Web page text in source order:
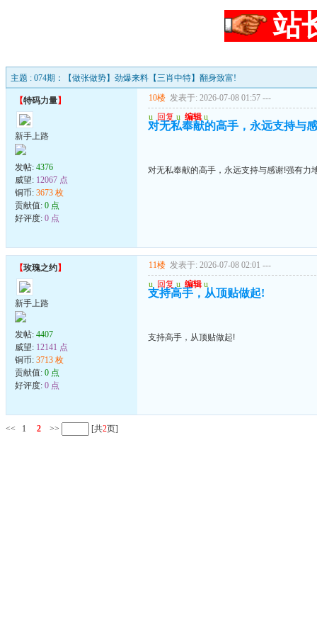
站
主题 : 074期：【做张做势】劲爆来料【三肖中特】翻身致富!
【特码力量】
新手上路
发帖: 4376
威望: 12067 点
铜币: 3673 枚
贡献值: 0 点
好评度: 0 点
10楼 发表于: 2026-07-08 01:57 ---
u 回复 u 编辑 u
对无私奉献的高手，永远支持与
对无私奉献的高手，永远支持与感谢!强有力
【玫瑰之约】
新手上路
发帖: 4407
威望: 12141 点
铜币: 3713 枚
贡献值: 0 点
好评度: 0 点
11楼 发表于: 2026-07-08 02:01 ---
u 回复 u 编辑 u
支持高手，从顶贴做起!
支持高手，从顶贴做起!
<< 1 2 >> [共2页]